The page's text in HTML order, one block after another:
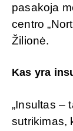
pasakoja
centro
Žilionė.
Kas yra
„Insultas –
sutrikimas,